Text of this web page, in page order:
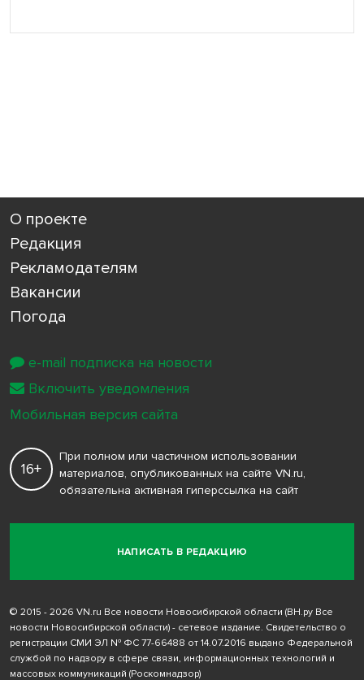
О проекте
Редакция
Рекламодателям
Вакансии
Погода
НАПИСАТЬ В РЕДАКЦИЮ
16+
При полном или частичном использовании
материалов, опубликованных на сайте VN.ru,
обязательна активная гиперссылка на сайт
© 2015 - 2026 VN.ru Все новости Новосибирской области (ВН.ру Все
новости Новосибирской области) - сетевое издание. Свидетельство о
регистрации СМИ ЭЛ № ФС 77-66488 от 14.07.2016 выдано Федеральной
службой по надзору в сфере связи, информационных технологий и
массовых коммуникаций (Роскомнадзор)
e-mail подписка на новости
Включить уведомления
Мобильная версия сайта